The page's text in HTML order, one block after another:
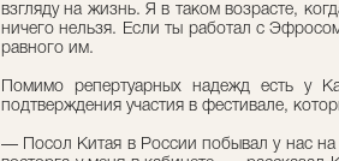
взгляду на жизнь. Я в таком возрасте,
ничего нельзя. Если ты работал с
равного им.
Помимо репертуарных надежд есть у
подтверждения участия в фестивале,
— Посол Китая в России побывал у нас на